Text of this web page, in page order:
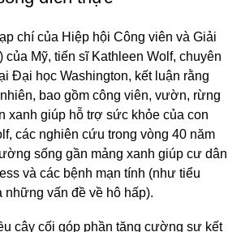
chí của Hiệp hội Công viên và Giải
của Mỹ, tiến sĩ Kathleen Wolf, chuyên
Đại học Washington, kết luận rằng
bao gồm công viên, vườn, rừng
xanh giúp hỗ trợ sức khỏe của con
các nghiên cứu trong vòng 40 năm
sống gần mảng xanh giúp cư dân
và các bệnh mạn tính (như tiểu
vấn đề về hô hấp).
cây cối góp phần tăng cường sự kết